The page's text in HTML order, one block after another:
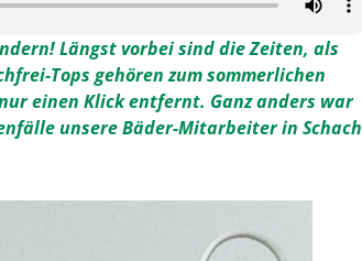
Längst vorbei sind die Zeiten, als
Tops gehören zum sommerlichen
einen Klick entfernt. Ganz anders war
unsere Bäder-Mitarbeiter in Schach